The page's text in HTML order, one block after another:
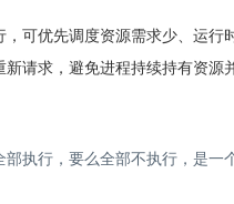
可优先调度资源需求少、运行
请求，避免进程持续持有资源
执行，要么全部不执行，是一